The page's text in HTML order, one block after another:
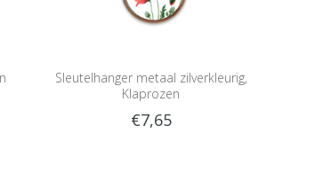
Sleutelhanger metaal zilverkleurig,
Klaprozen
€7,65